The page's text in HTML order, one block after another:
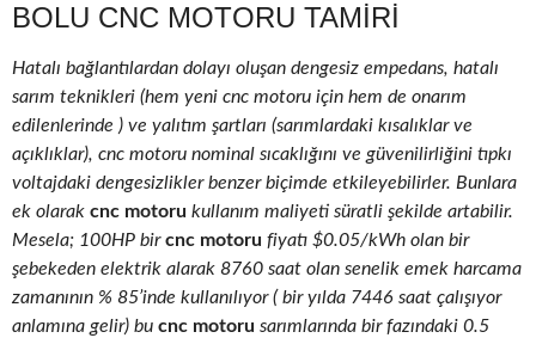
BOLU CNC MOTORU TAMIRI
Hatalı bağlantılardan dolayı oluşan dengesiz empedans, hatalı
sarım teknikleri (hem yeni cnc motoru için hem de onarım
edilenlerinde ) ve yalıtım şartları (sarımlardaki kısalıklar ve
açıklıklar), cnc motoru nominal sıcaklığını ve güvenilirliğini tıpkı
voltajdaki dengesizlikler benzer biçimde etkileyebilirler. Bunlara
ek olarak cnc motoru kullanım maliyeti süratli şekilde artabilir.
Mesela; 100HP bircnc motoru fiyatı $0.05/kWh olan bir
şebekeden elektrik alarak 8760 saat olan senelik emek harcama
zamanının % 85’inde kullanılıyor ( bir yılda 7446 saat çalışıyor
anlamına gelir) bu cnc motoru sarımlarında bir fazındaki 0.5